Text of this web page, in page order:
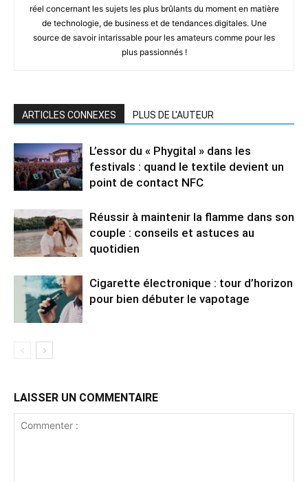
réel concernant les sujets les plus brûlants du moment en matière
de technologie, de business et de tendances digitales. Une
source de savoir intarissable pour les amateurs comme pour les
plus passionnés !
ARTICLES CONNEXES PLUS DE L'AUTEUR
L’essor du « Phygital » dans les
festivals : quand le textile devient un
point de contact NFC
Réussir à maintenir la flamme dans son
couple : conseils et astuces au
quotidien
Cigarette électronique : tour d’horizon
pour bien débuter le vapotage
LAISSER UN COMMENTAIRE